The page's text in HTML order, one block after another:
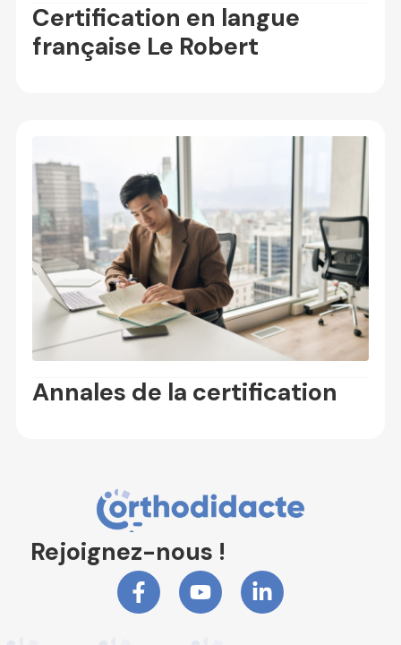
Certification en langue
française Le Robert
Annales de la certification
Rejoignez-nous !